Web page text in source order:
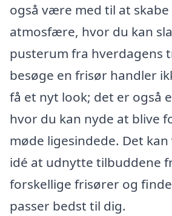
også være med til at
atmosfære, hvor du kan
pusterum fra hverdagens
besøge en frisør handler
få et nyt look; det er også
hvor du kan nyde at blive
møde ligesindede. Det
idé at udnytte tilbuddene
forskellige frisører og
passer bedst til dig.